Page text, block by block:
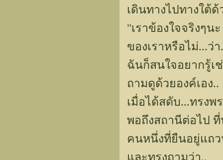
เดินทางไปทางใต้
"เราข้องใจจริงๆน
ของเราหรือไม่...
ฉันก็สนใจอยากรู้เ
ถามดูด้วยองค์เอง..
เมื่อได้สดับ...ทรงพ
พอถึงสถานีต่อไป
คนหนึ่งที่ยืนอยู่แถ
และทรงถามว่า..